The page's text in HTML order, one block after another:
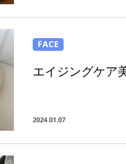
FACE
エイジングケア
2024.01.07